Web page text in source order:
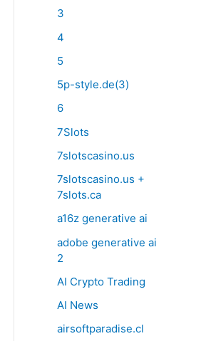
3
4
5
5p-style.de(3)
6
7Slots
7slotscasino.us
7slotscasino.us +
7slots.ca
a16z generative ai
adobe generative ai
2
AI Crypto Trading
AI News
airsoftparadise.cl